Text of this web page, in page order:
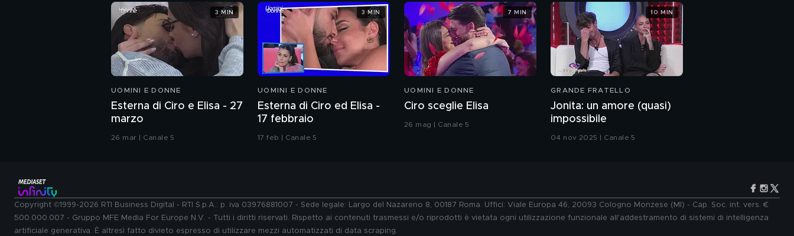
UOMINI E DONNE
Esterna di Ciro e Elisa - 27
marzo
26 mar | Canale 5
3 MIN
UOMINI E DONNE
Esterna di Ciro ed Elisa -
17 febbraio
17 feb | Canale 5
3 MIN
UOMINI E DONNE
Ciro sceglie Elisa
26 mag | Canale 5
7 MIN
GRANDE FRATELLO
Jonita: un amore (quasi)
impossibile
04 nov 2025 | Canale 5
10 MIN
Copyright ©1999-2026 RTI Business Digital - RTI S.p.A.: p. iva 03976881007 - Sede legale: Largo del Nazareno 8, 00187 Roma. Uffici: Viale Europa 46, 20093 Cologno Monzese (MI) - Cap. Soc. int. vers. €
500.000.007 - Gruppo MFE Media For Europe N.V. - Tutti i diritti riservati. Rispetto ai contenuti trasmessi e/o riprodotti è vietata ogni utilizzazione funzionale all'addestramento di sistemi di intelligenza
artificiale generativa. È altresì fatto divieto espresso di utilizzare mezzi automatizzati di data scraping.